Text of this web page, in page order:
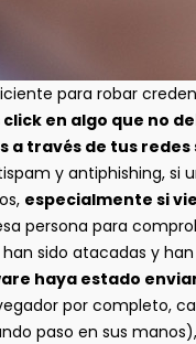
para robar
en algo que no
a través de tus redes
y antiphishing, si
especialmente si
persona para
sido atacadas y
haya estado
por completo,
paso en sus